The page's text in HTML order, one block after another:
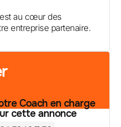
est au cœur des
entreprise partenaire.
Coach en charge
cette annonce